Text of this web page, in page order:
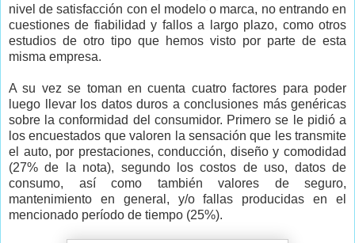
nivel de satisfacción con el modelo o marca, no entrando en
cuestiones de fiabilidad y fallos a largo plazo, como otros
estudios de otro tipo que hemos visto por parte de esta
misma empresa.
A su vez se toman en cuenta cuatro factores para poder
luego llevar los datos duros a conclusiones más genéricas
sobre la conformidad del consumidor. Primero se le pidió a
los encuestados que valoren la sensación que les transmite
el auto, por prestaciones, conducción, diseño y comodidad
(27% de la nota), segundo los costos de uso, datos de
consumo, así como también valores de seguro,
mantenimiento en general, y/o fallas producidas en el
mencionado período de tiempo (25%).